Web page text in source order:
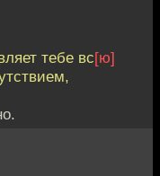
тебе вс[ю]